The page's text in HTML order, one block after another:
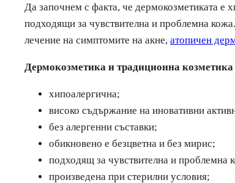
Да започнем с факта, че дермокозметиката е
подходящи за чувствителна и проблемна
лечение на симптомите на акне, атопичен
Дермокозметика и традиционна
хипоалергична;
високо съдържание на иновативни
без алергенни съставки;
обикновено е безцветна и без мирис;
подходящ за чувствителна и проблемна
произведена при стерилни условия;